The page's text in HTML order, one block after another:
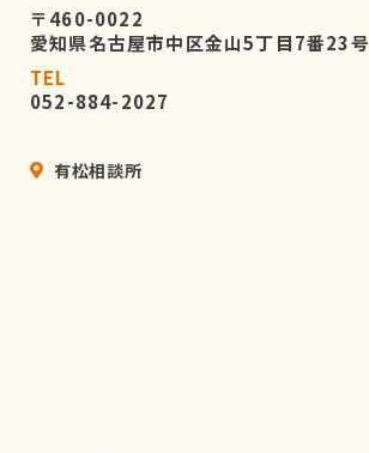
〒460-0022
愛知県名古屋市中区金山5丁目7番23号
TEL
052-884-2027
有松相談所